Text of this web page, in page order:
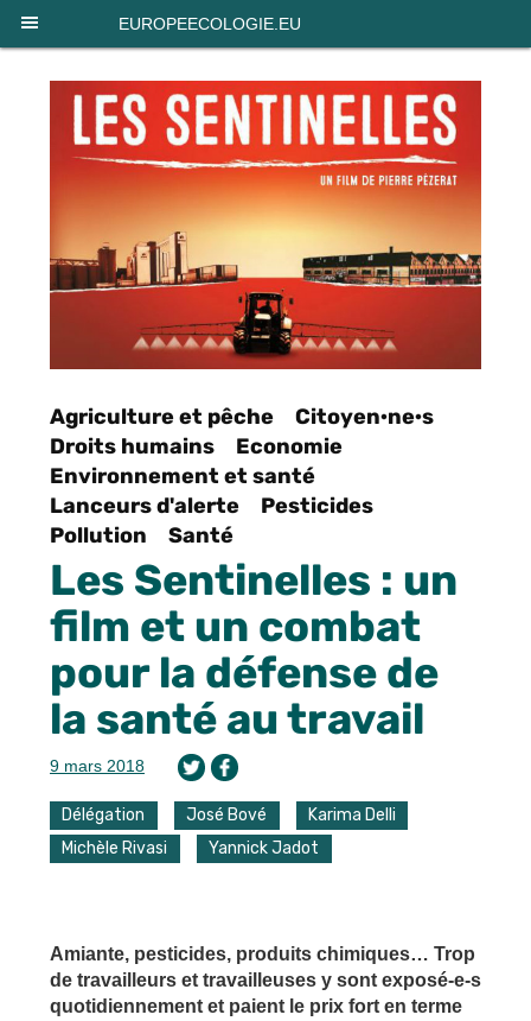
EUROPEECOLOGIE.EU
Agriculture et pêche
Citoyen·ne·s
Droits humains
Economie
Environnement et santé
Lanceurs d'alerte
Pesticides
Pollution
Santé
Les Sentinelles : un
film et un combat
pour la défense de
la santé au travail
9 mars 2018
Délégation José Bové
Karima Delli
Michèle Rivasi
Yannick Jadot
Amiante, pesticides, produits chimiques… Trop
de travailleurs et travailleuses y sont exposé-e-s
quotidiennement et paient le prix fort en terme